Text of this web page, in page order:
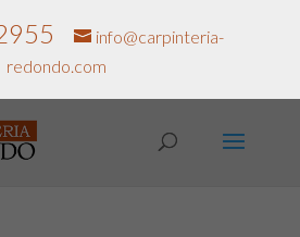
info@carpinteria-
redondo.com